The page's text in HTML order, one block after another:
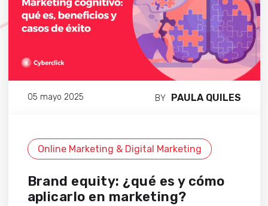
05 mayo 2025 BY PAULA QUILES
Online Marketing & Digital Marketing
Brand equity: ¿qué es y cómo
aplicarlo en marketing?